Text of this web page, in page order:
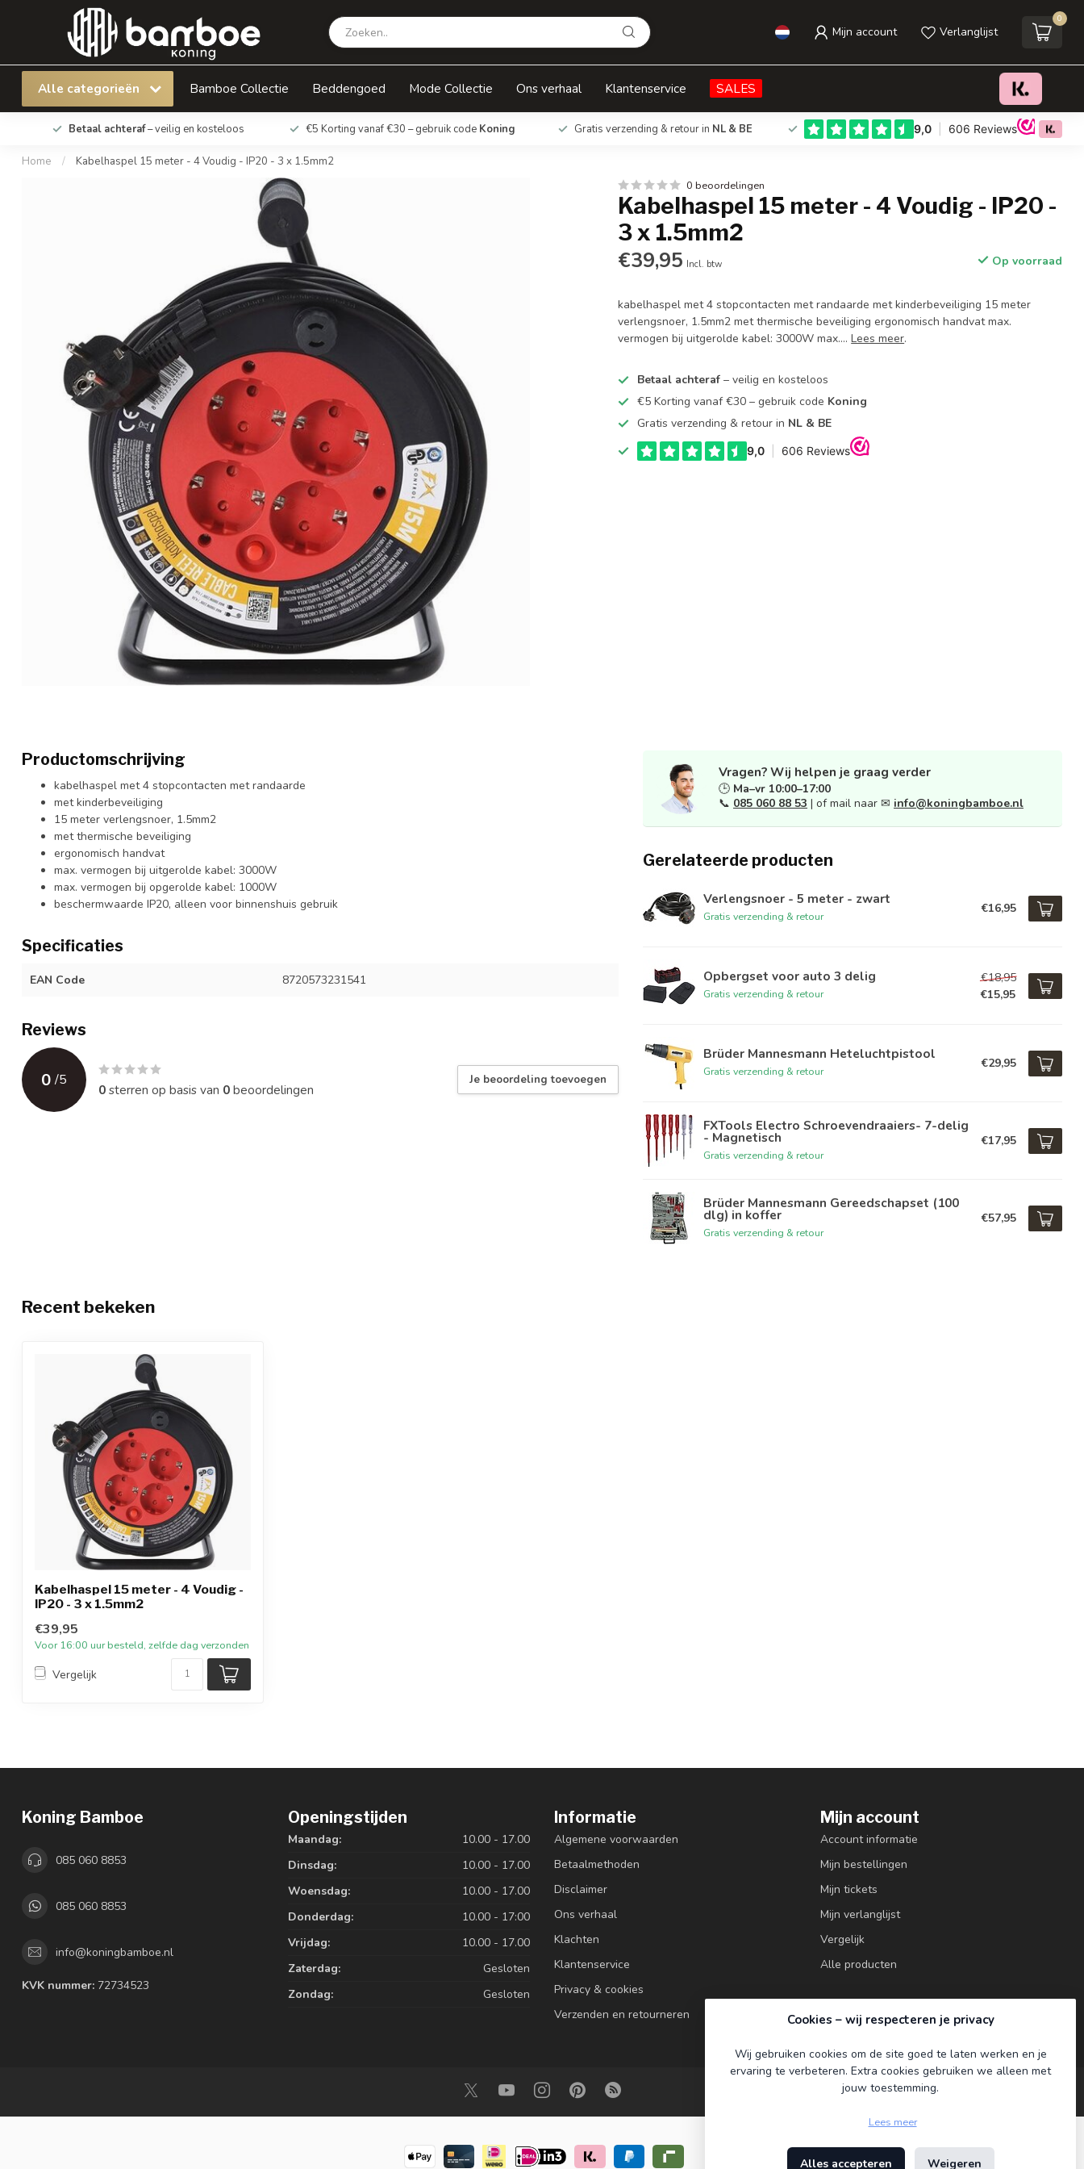
Mijn account Verlanglijst
0
Alle categorieën Bamboe Collectie Beddengoed Mode Collectie Ons verhaal Klantenservice SALES
Betaal achteraf– veilig en kosteloos €5 Korting vanaf €30 – gebruik code Koning Gratis verzending & retour in NL & BE
Home / Kabelhaspel 15 meter - 4 Voudig - IP20 - 3 x 1.5mm2
Kabelhaspel 15 meter - 4 Voudig - IP20 - 3 x 1.5mm2 Toevoegen aan winkelwagen
0 beoordelingen
Kabelhaspel 15 meter - 4 Voudig - IP20 -
3 x 1.5mm2
€39,95 Incl. btw Op voorraad
kabelhaspel met 4 stopcontacten met randaarde met kinderbeveiliging 15 meter
verlengsnoer, 1.5mm2 met thermische beveiliging ergonomisch handvat max.
vermogen bij uitgerolde kabel: 3000W max....Lees meer.
Betaal achteraf – veilig en kosteloos
€5 Korting vanaf €30 – gebruik code Koning
Gratis verzending & retour in NL & BE
Productomschrijving
kabelhaspel met 4 stopcontacten met randaarde
met kinderbeveiliging
15 meter verlengsnoer, 1.5mm2
met thermische beveiliging
ergonomisch handvat
max. vermogen bij uitgerolde kabel: 3000W
max. vermogen bij opgerolde kabel: 1000W
beschermwaarde IP20, alleen voor binnenshuis gebruik
Specificaties
EAN Code 8720573231541
Reviews
0 /5
0sterren op basis van 0beoordelingen
Je beoordeling toevoegen
Vragen? Wij helpen je graag verder
🕒 Ma–vr 10:00–17:00
📞 085 060 88 53 | of mail naar ✉ info@koningbamboe.nl
Gerelateerde producten
Verlengsnoer - 5 meter - zwart
Gratis verzending & retour
€16,95
Opbergset voor auto 3 delig
Gratis verzending & retour
€18,95
€15,95
Brüder Mannesmann Heteluchtpistool
Gratis verzending & retour
€29,95
FXTools Electro Schroevendraaiers- 7-delig
- Magnetisch
Gratis verzending & retour
€17,95
Brüder Mannesmann Gereedschapset (100
dlg) in koffer
Gratis verzending & retour
€57,95
Recent bekeken
Kabelhaspel 15 meter - 4 Voudig -
IP20 - 3 x 1.5mm2
€39,95
Voor 16:00 uur besteld, zelfde dag verzonden
Vergelijk
Koning Bamboe
085 060 8853
085 060 8853
info@koningbamboe.nl
KVK nummer: 72734523
Openingstijden
Maandag:
10.00 - 17.00
Dinsdag:
10.00 - 17.00
Woensdag:
10.00 - 17.00
Donderdag:
10.00 - 17:00
Vrijdag:
10.00 - 17.00
Zaterdag:
Gesloten
Zondag:
Gesloten
Informatie
Algemene voorwaarden
Betaalmethoden
Disclaimer
Ons verhaal
Klachten
Klantenservice
Privacy & cookies
Verzenden en retourneren
Mijn account
Account informatie
Mijn bestellingen
Mijn tickets
Mijn verlanglijst
Vergelijk
Alle producten
Cookies – wij respecteren je privacy
Wij gebruiken cookies om de site goed te laten werken en je
ervaring te verbeteren. Extra cookies gebruiken we alleen met
jouw toestemming.
Lees meer
Alles accepteren Weigeren